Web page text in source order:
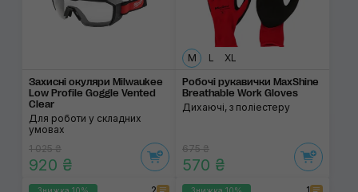
Захисні окуляри Milwaukee
Low Profile Goggle Vented
Clear
Для роботи у складних
умовах
1 025 ₴
920 ₴
M L XL
Робочі рукавички MaxShine
Breathable Work Gloves
Дихаючі, з поліестеру
675 ₴
570 ₴